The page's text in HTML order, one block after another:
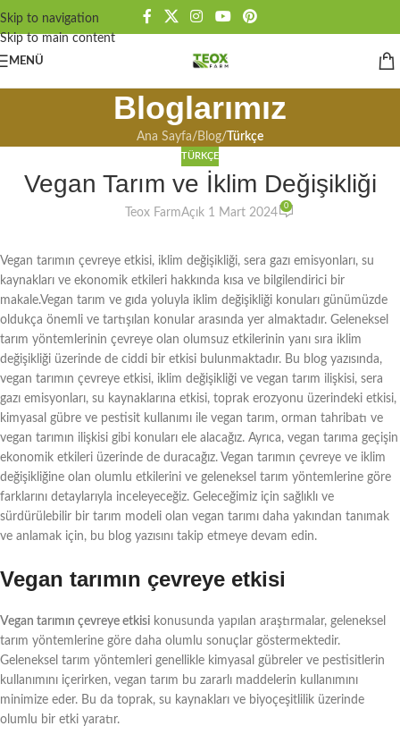
Skip to navigation
Skip to main content
MENÜ
Bloglarımız
Ana Sayfa/ Blog/ Türkçe
TÜRKÇE
Vegan Tarım ve İklim Değişikliği
Teox FarmAçık 1 Mart 2024
0
Vegan tarımın çevreye etkisi, iklim değişikliği, sera gazı emisyonları, su
kaynakları ve ekonomik etkileri hakkında kısa ve bilgilendirici bir
makale.Vegan tarım ve gıda yoluyla iklim değişikliği konuları günümüzde
oldukça önemli ve tartışılan konular arasında yer almaktadır. Geleneksel
tarım yöntemlerinin çevreye olan olumsuz etkilerinin yanı sıra iklim
değişikliği üzerinde de ciddi bir etkisi bulunmaktadır. Bu blog yazısında,
vegan tarımın çevreye etkisi, iklim değişikliği ve vegan tarım ilişkisi, sera
gazı emisyonları, su kaynaklarına etkisi, toprak erozyonu üzerindeki etkisi,
kimyasal gübre ve pestisit kullanımı ile vegan tarım, orman tahribatı ve
vegan tarımın ilişkisi gibi konuları ele alacağız. Ayrıca, vegan tarıma geçişin
ekonomik etkileri üzerinde de duracağız. Vegan tarımın çevreye ve iklim
değişikliğine olan olumlu etkilerini ve geleneksel tarım yöntemlerine göre
farklarını detaylarıyla inceleyeceğiz. Geleceğimiz için sağlıklı ve
sürdürülebilir bir tarım modeli olan vegan tarımı daha yakından tanımak
ve anlamak için, bu blog yazısını takip etmeye devam edin.
Vegan tarımın çevreye etkisi
Vegan tarımın çevreye etkisi konusunda yapılan araştırmalar, geleneksel
tarım yöntemlerine göre daha olumlu sonuçlar göstermektedir.
Geleneksel tarım yöntemleri genellikle kimyasal gübreler ve pestisitlerin
kullanımını içerirken, vegan tarım bu zararlı maddelerin kullanımını
minimize eder. Bu da toprak, su kaynakları ve biyoçeşitlilik üzerinde
olumlu bir etki yaratır.